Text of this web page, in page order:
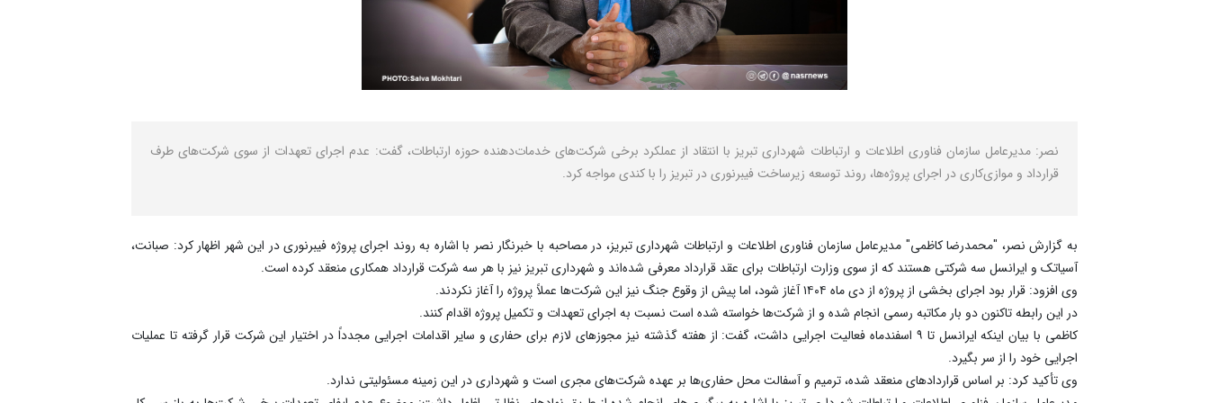
نصر: مدیرعامل سازمان فناوری اطلاعات و ارتباطات شهرداری تبریز با انتقاد از عملکرد برخی شرکت‌های خدمات‌دهنده حوزه ارتباطات، گفت: عدم اجرای تعهدات از سوی شرکت‌های طرف
قرارداد و موازی‌کاری در اجرای پروژه‌ها، روند توسعه زیرساخت فیبرنوری در تبریز را با کندی مواجه کرد.
به گزارش نصر، "محمدرضا کاظمی" مدیرعامل سازمان فناوری اطلاعات و ارتباطات شهرداری تبریز، در مصاحبه با خبرنگار نصر با اشاره به روند اجرای پروژه فیبرنوری در این شهر اظهار کرد: صبانت،
آسیاتک و ایرانسل سه شرکتی هستند که از سوی وزارت ارتباطات برای عقد قرارداد معرفی شده‌اند و شهرداری تبریز نیز با هر سه شرکت قرارداد همکاری منعقد کرده است.
وی افزود: قرار بود اجرای بخشی از پروژه از دی‌ ماه ۱۴۰۴ آغاز شود، اما پیش از وقوع جنگ نیز این شرکت‌ها عملاً پروژه را آغاز نکردند.
در این رابطه تاکنون دو بار مکاتبه رسمی انجام شده و از شرکت‌ها خواسته شده است نسبت به اجرای تعهدات و تکمیل پروژه اقدام کنند.
کاظمی با بیان اینکه ایرانسل تا ۹ اسفندماه فعالیت اجرایی داشت، گفت: از هفته گذشته نیز مجوزهای لازم برای حفاری و سایر اقدامات اجرایی مجدداً در اختیار این شرکت قرار گرفته تا عملیات
اجرایی خود را از سر بگیرد.
وی تأکید کرد: بر اساس قراردادهای منعقد شده، ترمیم و آسفالت محل حفاری‌ها بر عهده شرکت‌های مجری است و شهرداری در این زمینه مسئولیتی ندارد.